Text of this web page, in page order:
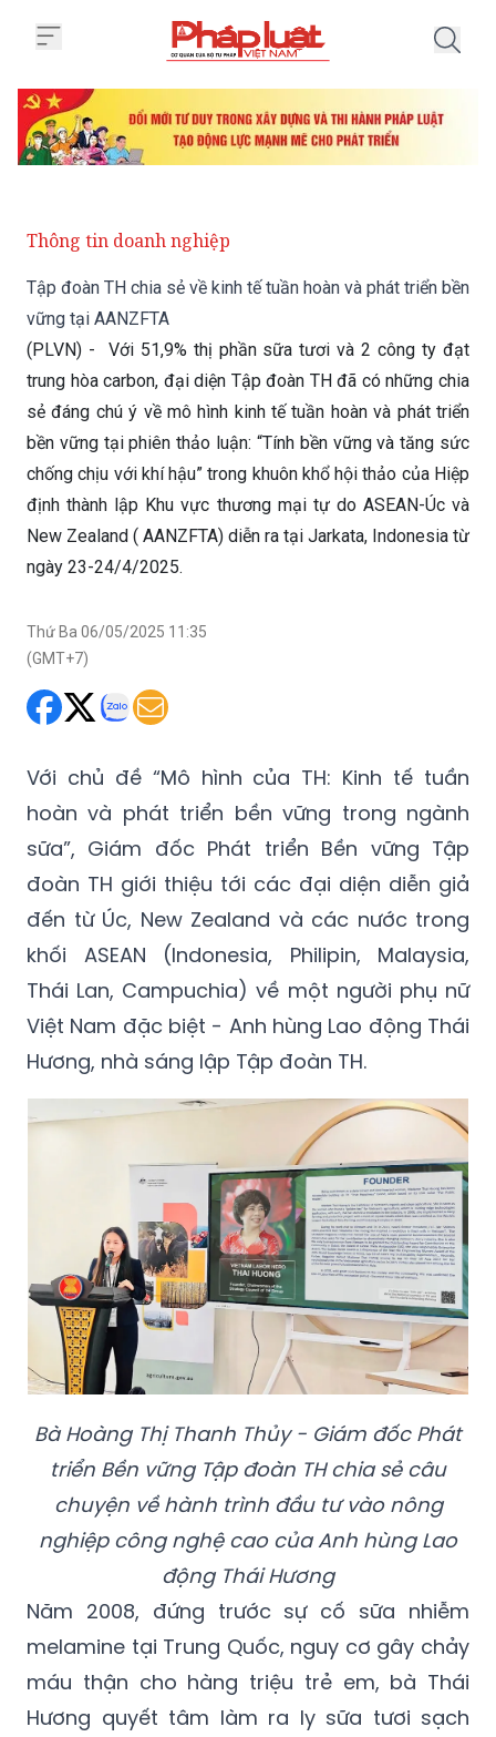
Thông tin doanh nghiệp
Tập đoàn TH chia sẻ về kinh tế tuần hoàn và phát triển bền
vững tại AANZFTA
(PLVN) - Với 51,9% thị phần sữa tươi và 2 công ty đạt
trung hòa carbon, đại diện Tập đoàn TH đã có những chia
sẻ đáng chú ý về mô hình kinh tế tuần hoàn và phát triển
bền vững tại phiên thảo luận: “Tính bền vững và tăng sức
chống chịu với khí hậu” trong khuôn khổ hội thảo của Hiệp
định thành lập Khu vực thương mại tự do ASEAN-Úc và
New Zealand ( AANZFTA) diễn ra tại Jarkata, Indonesia từ
ngày 23-24/4/2025.
Thứ Ba 06/05/2025 11:35
(GMT+7)
Với chủ đề “Mô hình của TH: Kinh tế tuần
hoàn và phát triển bền vững trong ngành
sữa”, Giám đốc Phát triển Bền vững Tập
đoàn TH giới thiệu tới các đại diện diễn giả
đến từ Úc, New Zealand và các nước trong
khối ASEAN (Indonesia, Philipin, Malaysia,
Thái Lan, Campuchia) về một người phụ nữ
Việt Nam đặc biệt - Anh hùng Lao động Thái
Hương, nhà sáng lập Tập đoàn TH.
Bà Hoàng Thị Thanh Thủy - Giám đốc Phát
triển Bền vững Tập đoàn TH chia sẻ câu
chuyện về hành trình đầu tư vào nông
nghiệp công nghệ cao của Anh hùng Lao
động Thái Hương
Năm 2008, đứng trước sự cố sữa nhiễm
melamine tại Trung Quốc, nguy cơ gây chảy
máu thận cho hàng triệu trẻ em, bà Thái
Hương quyết tâm làm ra ly sữa tươi sạch